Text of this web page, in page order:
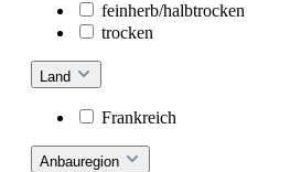
feinherb/halbtrocken
trocken
Land
Frankreich
Anbauregion